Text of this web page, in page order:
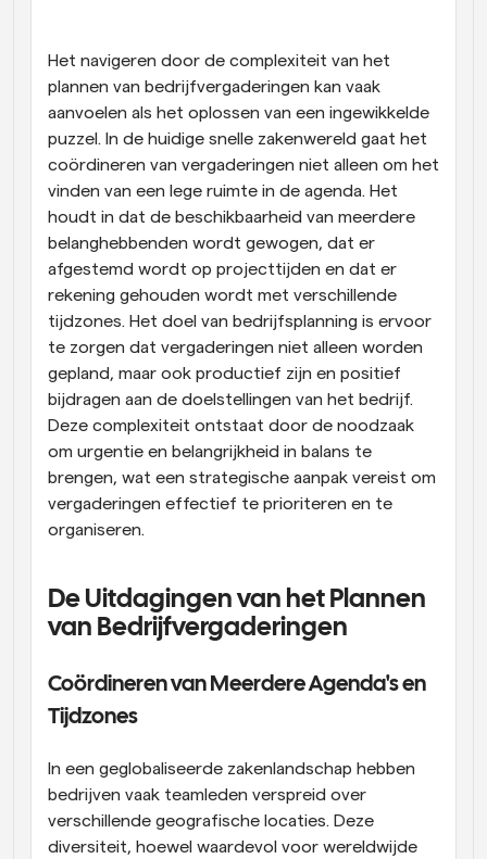
Supercharged planning met AI-gestuurde
oproepen
Automatiseer planning en herinneringen
Blog
Blijf op de hoogte van het laatste nieuws en updates
Instant Vergaderingen
Ontmoet cliënten binnen enkele minuten
Dynamische Groep Links
Boek naadloos vergaderingen met meerdere mensen
Webhooks
Ontvang een melding wanneer er iets gebeurt
Het navigeren door de complexiteit van het
plannen van bedrijfvergaderingen kan vaak
aanvoelen als het oplossen van een ingewikkelde
puzzel. In de huidige snelle zakenwereld gaat het
coördineren van vergaderingen niet alleen om het
vinden van een lege ruimte in de agenda. Het
houdt in dat de beschikbaarheid van meerdere
belanghebbenden wordt gewogen, dat er
afgestemd wordt op projecttijden en dat er
rekening gehouden wordt met verschillende
tijdzones. Het doel van bedrijfsplanning is ervoor
te zorgen dat vergaderingen niet alleen worden
gepland, maar ook productief zijn en positief
bijdragen aan de doelstellingen van het bedrijf.
Deze complexiteit ontstaat door de noodzaak
om urgentie en belangrijkheid in balans te
brengen, wat een strategische aanpak vereist om
vergaderingen effectief te prioriteren en te
organiseren.
De Uitdagingen van het Plannen
van Bedrijfvergaderingen
Coördineren van Meerdere Agenda's en
Tijdzones
In een geglobaliseerde zakenlandschap hebben
bedrijven vaak teamleden verspreid over
verschillende geografische locaties. Deze
diversiteit, hoewel waardevol voor wereldwijde